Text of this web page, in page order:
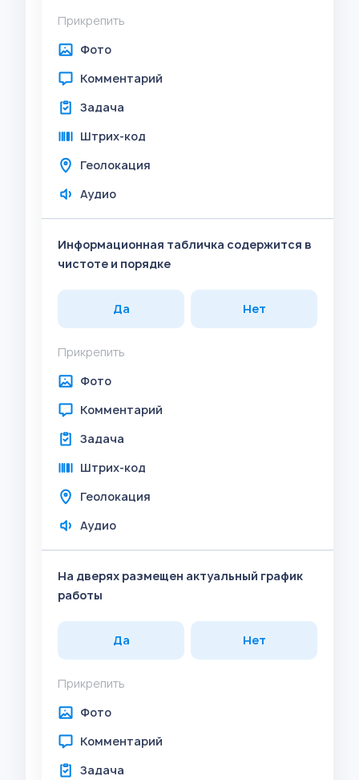
Прикрепить
Фото
Комментарий
Задача
Штрих-код
Геолокация
Аудио
Информационная табличка содержится в
чистоте и порядке
Да Нет
Прикрепить
Фото
Комментарий
Задача
Штрих-код
Геолокация
Аудио
На дверях размещен актуальный график
работы
Да Нет
Прикрепить
Фото
Комментарий
Задача